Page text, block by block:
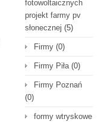
fotowoltaicznych
projekt farmy pv
słonecznej (5)
Firmy (0)
Firmy Piła(0)
Firmy Poznań
(0)
formy wtryskowe